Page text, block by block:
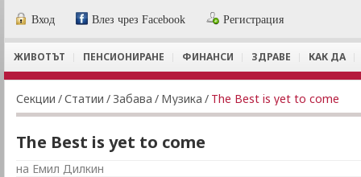
Вход Влез чрез Facebook Регистрация
ЖИВОТЪТ ПЕНСИОНИРАНЕ ФИНАНСИ ЗДРАВЕ КАК ДА
Секции /Статии / Забава / Музика / The Best is yet to come
The Best is yet to come
на Емил Дилкин